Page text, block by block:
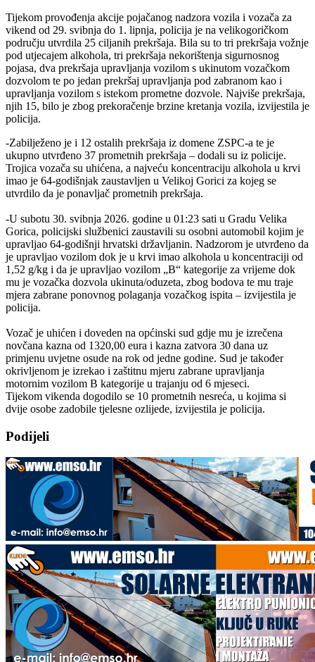
Tijekom provođenja akcije pojačanog nadzora vozila i vozača za
vikend od 29. svibnja do 1. lipnja, policija je na velikogoričkom
području utvrdila 25 ciljanih prekršaja. Bila su to tri prekršaja vožnje
pod utjecajem alkohola, tri prekršaja nekorištenja sigurnosnog
pojasa, dva prekršaja upravljanja vozilom s ukinutom vozačkom
dozvolom te po jedan prekršaj upravljanja pod zabranom kao i
upravljanja vozilom s istekom prometne dozvole. Najviše prekršaja,
njih 15, bilo je zbog prekoračenje brzine kretanja vozila, izvijestila je
policija.
-Zabilježeno je i 12 ostalih prekršaja iz domene ZSPC-a te je
ukupno utvrđeno 37 prometnih prekršaja – dodali su iz policije.
Trojica vozača su uhićena, a najveću koncentraciju alkohola u krvi
imao je 64-godišnjak zaustavljen u Velikoj Gorici za kojeg se
utvrdilo da je ponavljač prometnih prekršaja.
-U subotu 30. svibnja 2026. godine u 01:23 sati u Gradu Velika
Gorica, policijski službenici zaustavili su osobni automobil kojim je
upravljao 64-godišnji hrvatski državljanin. Nadzorom je utvrđeno da
je upravljao vozilom dok je u krvi imao alkohola u koncentraciji od
1,52 g/kg i da je upravljao vozilom „B“ kategorije za vrijeme dok
mu je vozačka dozvola ukinuta/oduzeta, zbog bodova te mu traje
mjera zabrane ponovnog polaganja vozačkog ispita – izvijestila je
policija.
Vozač je uhićen i doveden na općinski sud gdje mu je izrečena
novčana kazna od 1320,00 eura i kazna zatvora 30 dana uz
primjenu uvjetne osude na rok od jedne godine. Sud je također
okrivljenom je izrekao i zaštitnu mjeru zabrane upravljanja
motornim vozilom B kategorije u trajanju od 6 mjeseci.
Tijekom vikenda dogodilo se 10 prometnih nesreća, u kojima si
dvije osobe zadobile tjelesne ozlijede, izvijestila je policija.
Podijeli